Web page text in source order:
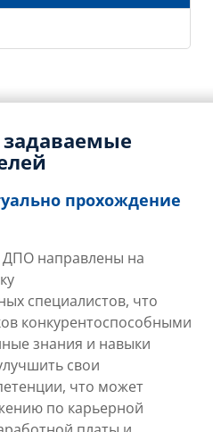
прохождение
направлены на
специалистов, что
конкурентоспособными
знания и навыки
свои
что может
по карьерной